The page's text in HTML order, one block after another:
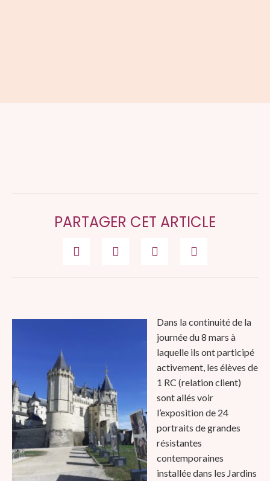
PARTAGER CET ARTICLE
Dans la continuité de la
journée du 8 mars à
laquelle ils ont participé
activement, les élèves de
1 RC (relation client)
sont allés voir
l’exposition de 24
portraits de grandes
résistantes
contemporaines
installée dans les Jardins